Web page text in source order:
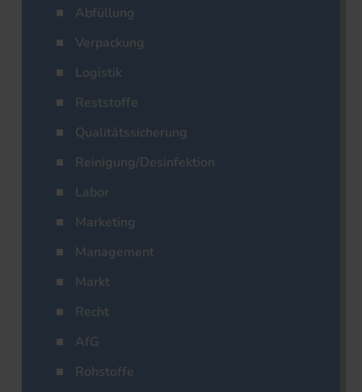
Abfüllung
Verpackung
Logistik
Reststoffe
Qualitätssicherung
Reinigung/Desinfektion
Labor
Marketing
Management
Markt
Recht
AfG
Rohstoffe